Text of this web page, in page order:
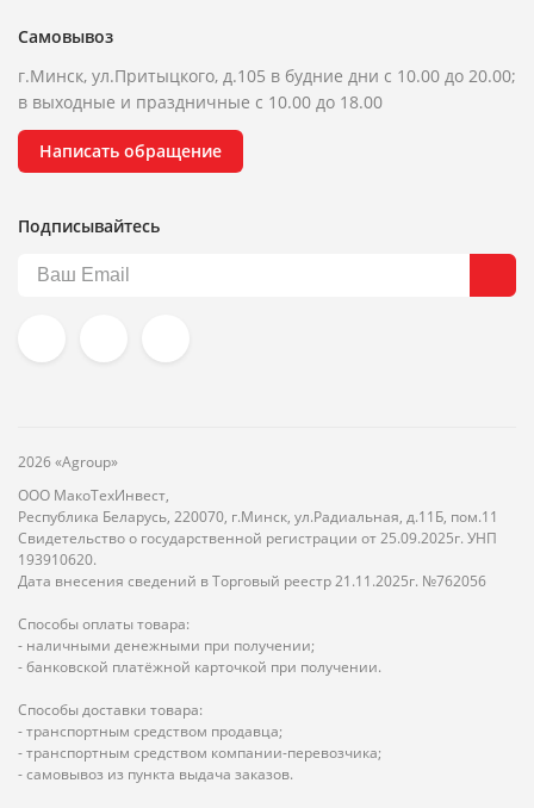
Самовывоз
г.Минск, ул.Притыцкого, д.105 в будние дни с 10.00 до 20.00;
в выходные и праздничные с 10.00 до 18.00
Написать обращение
Подписывайтесь
2026 «Agroup»
ООО МакоТехИнвест,
Республика Беларусь, 220070, г.Минск, ул.Радиальная, д.11Б, пом.11
Свидетельство о государственной регистрации от 25.09.2025г. УНП
193910620.
Дата внесения сведений в Торговый реестр 21.11.2025г. №762056
Способы оплаты товара:
- наличными денежными при получении;
- банковской платёжной карточкой при получении.
Способы доставки товара:
- транспортным средством продавца;
- транспортным средством компании-перевозчика;
- самовывоз из пункта выдача заказов.